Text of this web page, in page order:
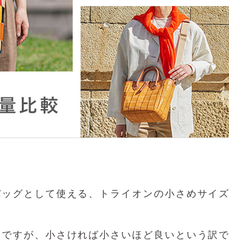
グとして使える、トライオンの小さめサイズ
すが、小さければ小さいほど良いという訳で